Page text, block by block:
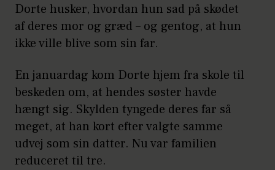
Dorte husker, hvordan hun sad på skødet
af deres mor og græd – og gentog, at hun
ikke ville blive som sin far.
En januardag kom Dorte hjem fra skole til
beskeden om, at hendes søster havde
hængt sig. Skylden tyngede deres far så
meget, at han kort efter valgte samme
udvej som sin datter. Nu var familien
reduceret til tre.